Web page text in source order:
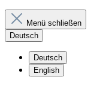
Menü schließen
Deutsch
Deutsch
English